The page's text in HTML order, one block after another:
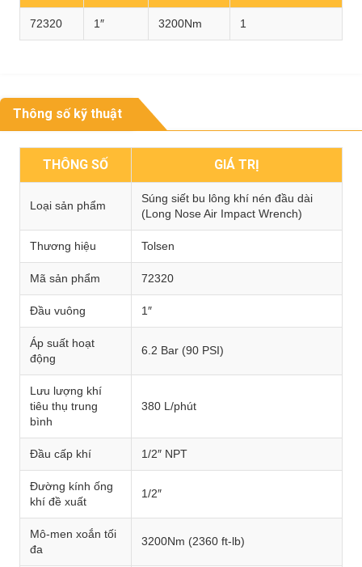
72320 1″ 3200Nm 1
Thông số kỹ thuật
THÔNG SỐ GIÁ TRỊ
Loại sản phẩm
Súng siết bu lông khí nén đầu dài
(Long Nose Air Impact Wrench)
Thương hiệu Tolsen
Mã sản phẩm 72320
Đầu vuông 1″
Áp suất hoạt
động
6.2 Bar (90 PSI)
Lưu lượng khí
tiêu thụ trung
bình
380 L/phút
Đầu cấp khí 1/2″ NPT
Đường kính ống
khí đề xuất
1/2″
Mô-men xoắn tối
đa
3200Nm (2360 ft-lb)